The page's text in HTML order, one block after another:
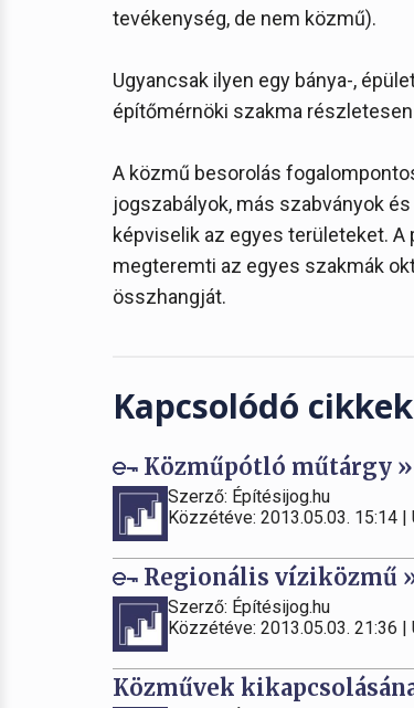
tevékenység, de nem közmű).
Ugyancsak ilyen egy bánya-,
építőmérnöki szakma
A közmű besorolás
jogszabályok, más szabványok
képviselik az egyes területeket.
megteremti az egyes szakmák
összhangját.
Kapcsolódó
Közműpótló műtárgy »
Szerző: Építésijog.hu
Közzétéve: 2013.05.03. 15:14
Regionális víziközmű
Szerző: Építésijog.hu
Közzétéve: 2013.05.03. 21:36
Közművek